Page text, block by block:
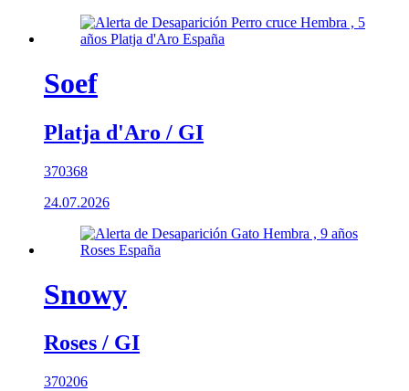
Soef
Platja d'Aro / GI
370368
24.07.2026
Snowy
Roses / GI
370206